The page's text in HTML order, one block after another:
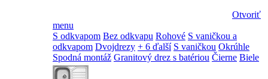
Otvoriť
menu
S odkvapom Bez odkvapu Rohové S vaničkou a
odkvapom Dvojdrezy + 6 ďalší S vaničkou Okrúhle
Spodná montáž Granitový drez s batériou Čierne Biele